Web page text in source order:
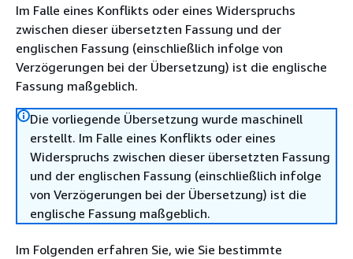
Im Falle eines Konflikts oder eines Widerspruchs
zwischen dieser übersetzten Fassung und der
englischen Fassung (einschließlich infolge von
Verzögerungen bei der Übersetzung) ist die englische
Fassung maßgeblich.
Die vorliegende Übersetzung wurde maschinell
erstellt. Im Falle eines Konflikts oder eines
Widerspruchs zwischen dieser übersetzten Fassung
und der englischen Fassung (einschließlich infolge
von Verzögerungen bei der Übersetzung) ist die
englische Fassung maßgeblich.
Im Folgenden erfahren Sie, wie Sie bestimmte